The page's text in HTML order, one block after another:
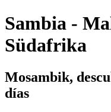
Sambia -
Südafrika
Mosambik,
días